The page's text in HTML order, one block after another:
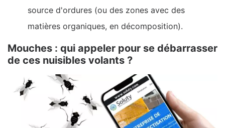
source d'ordures (ou des zones avec des
matières organiques, en décomposition).
Mouches : qui appeler pour se débarrasser
de ces nuisibles volants ?